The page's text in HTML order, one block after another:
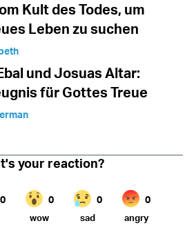
Kult des Todes, um
Leben zu suchen
und Josuas Altar:
für Gottes Treue